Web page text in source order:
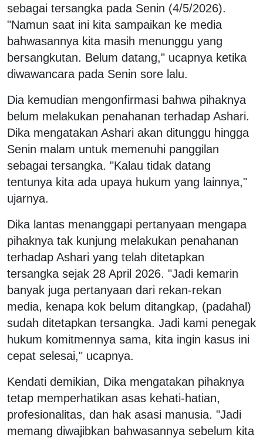
sebagai tersangka pada Senin (4/5/2026).
"Namun saat ini kita sampaikan ke media
bahwasannya kita masih menunggu yang
bersangkutan. Belum datang," ucapnya ketika
diwawancara pada Senin sore lalu.
Dia kemudian mengonfirmasi bahwa pihaknya
belum melakukan penahanan terhadap Ashari.
Dika mengatakan Ashari akan ditunggu hingga
Senin malam untuk memenuhi panggilan
sebagai tersangka. "Kalau tidak datang
tentunya kita ada upaya hukum yang lainnya,"
ujarnya.
Dika lantas menanggapi pertanyaan mengapa
pihaknya tak kunjung melakukan penahanan
terhadap Ashari yang telah ditetapkan
tersangka sejak 28 April 2026. "Jadi kemarin
banyak juga pertanyaan dari rekan-rekan
media, kenapa kok belum ditangkap, (padahal)
sudah ditetapkan tersangka. Jadi kami penegak
hukum komitmennya sama, kita ingin kasus ini
cepat selesai," ucapnya.
Kendati demikian, Dika mengatakan pihaknya
tetap memperhatikan asas kehati-hatian,
profesionalitas, dan hak asasi manusia. "Jadi
memang diwajibkan bahwasannya sebelum kita